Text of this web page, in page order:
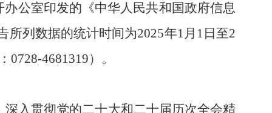
公室印发的《中华人民共和国政府信息
所列数据的统计时间为2025年1月1日至2
0728-4681319）。
深入贯彻党的二十大和二十届历次全会精